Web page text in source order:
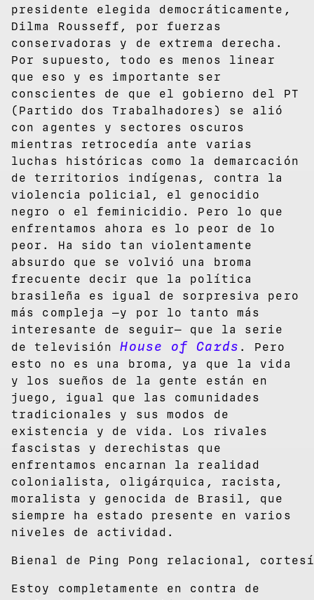
presidente elegida democráticamente,
Dilma Rousseff, por fuerzas
conservadoras y de extrema derecha.
Por supuesto, todo es menos linear
que eso y es importante ser
conscientes de que el gobierno del PT
(Partido dos Trabalhadores) se alió
con agentes y sectores oscuros
mientras retrocedía ante varias
luchas históricas como la demarcación
de territorios indígenas, contra la
violencia policial, el genocidio
negro o el feminicidio. Pero lo que
enfrentamos ahora es lo peor de lo
peor. Ha sido tan violentamente
absurdo que se volvió una broma
frecuente decir que la política
brasileña es igual de sorpresiva pero
más compleja —y por lo tanto más
interesante de seguir— que la serie
de televisiónHouse of Cards . Pero
esto no es una broma, ya que la vida
y los sueños de la gente están en
juego, igual que las comunidades
tradicionales y sus modos de
existencia y de vida. Los rivales
fascistas y derechistas que
enfrentamos encarnan la realidad
colonialista, oligárquica, racista,
moralista y genocida de Brasil, que
siempre ha estado presente en varios
niveles de actividad.
Bienal de Ping Pong relacional,
Estoy completamente en contra de